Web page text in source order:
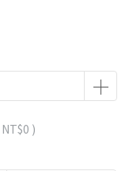
NT$0 )